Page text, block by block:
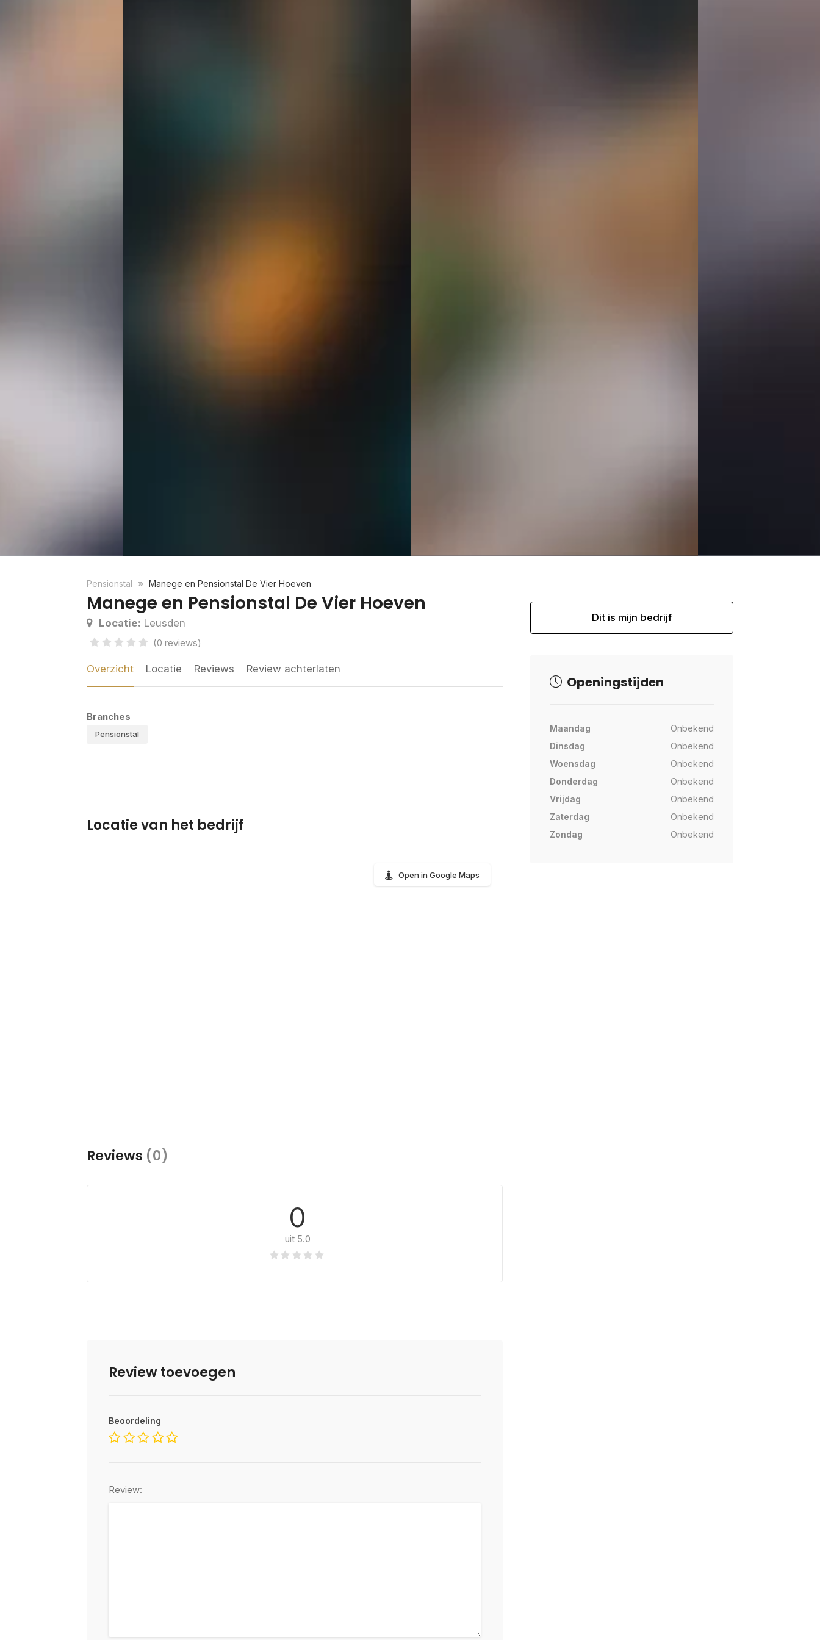
Pensionstal Manege en Pensionstal De Vier Hoeven
Manege en Pensionstal De Vier Hoeven
Locatie: Leusden
(0 reviews)
Overzicht Locatie Reviews Review achterlaten
Branches
Pensionstal
Locatie van het bedrijf
Open in Google Maps
Reviews (0)
0
uit 5.0
Review toevoegen
Beoordeling
Review:
Dit is mijn bedrijf
Openingstijden
Maandag
Onbekend
Dinsdag
Onbekend
Woensdag
Onbekend
Donderdag
Onbekend
Vrijdag
Onbekend
Zaterdag
Onbekend
Zondag
Onbekend